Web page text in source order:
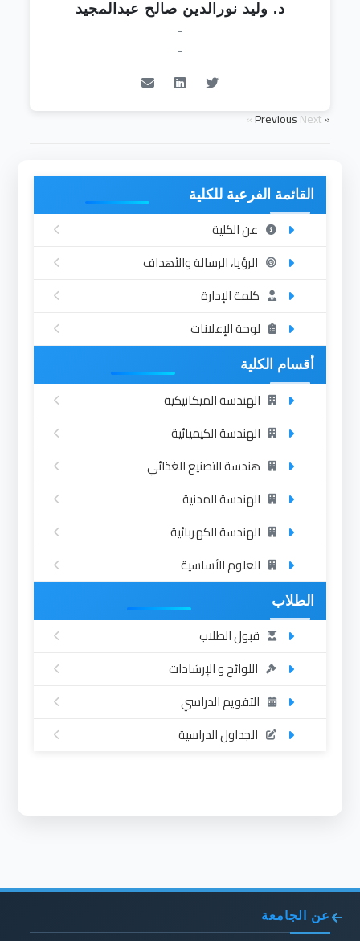
د. وليد نورالدين صالح عبدالمجيد
-
-
« Previous
Next »
القائمة الفرعية للكلية
عن الكلية
الرؤيا، الرسالة والأهداف
كلمة الإدارة
لوحة الإعلانات
أقسام الكلية
الهندسة الميكانيكية
الهندسة الكيميائية
هندسة التصنيع الغذائي
الهندسة المدنية
الهندسة الكهربائية
العلوم الأساسية
الطلاب
قبول الطلاب
اللوائح و الإرشادات
التقويم الدراسي
الجداول الدراسية
عن الجامعة